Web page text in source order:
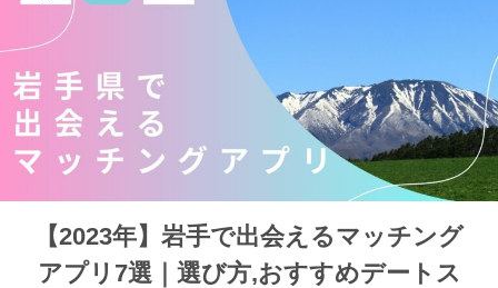
【2023年】岩手で出会えるマッチング
アプリ7選｜選び方,おすすめデートス